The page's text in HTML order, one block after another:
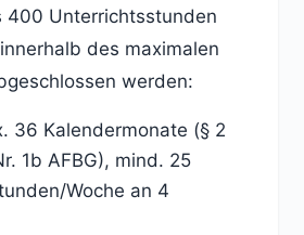
400 Unterrichtsstunden
des maximalen
werden:
36 Kalendermonate (§ 2
1b AFBG), mind. 25
Woche an 4